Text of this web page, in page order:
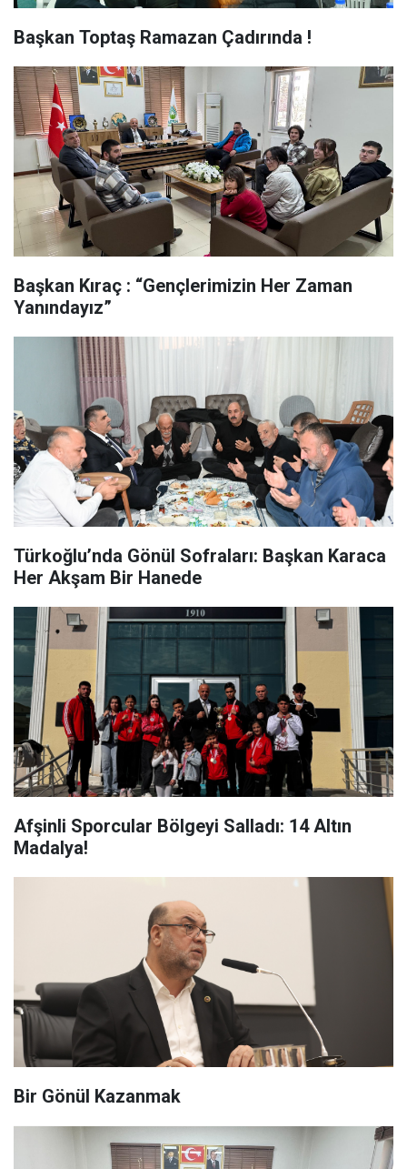
Başkan Toptaş Ramazan Çadırında !
Başkan Kıraç : “Gençlerimizin Her Zaman
Yanındayız”
Türkoğlu’nda Gönül Sofraları: Başkan Karaca
Her Akşam Bir Hanede
Afşinli Sporcular Bölgeyi Salladı: 14 Altın
Madalya!
Bir Gönül Kazanmak